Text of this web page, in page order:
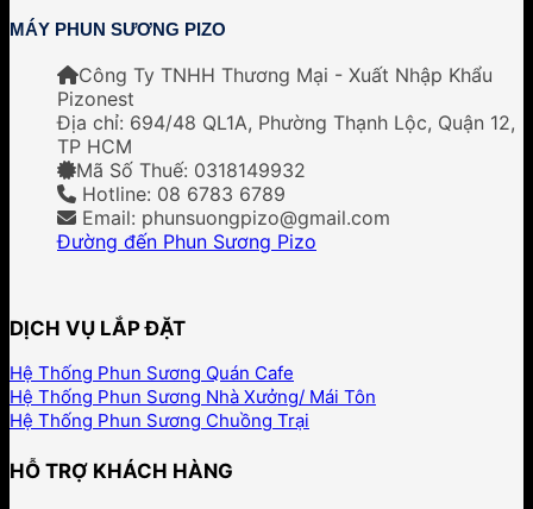
MÁY PHUN SƯƠNG PIZO
Công Ty TNHH Thương Mại - Xuất Nhập Khẩu
Pizonest
Địa chỉ: 694/48 QL1A, Phường Thạnh Lộc, Quận 12,
TP HCM
Mã Số Thuế: 0318149932
Hotline: 08 6783 6789
Email: phunsuongpizo@gmail.com
Đường đến Phun Sương Pizo
DỊCH VỤ LẮP ĐẶT
Hệ Thống Phun Sương Quán Cafe
Hệ Thống Phun Sương Nhà Xưởng/ Mái Tôn
Hệ Thống Phun Sương Chuồng Trại
HỖ TRỢ KHÁCH HÀNG